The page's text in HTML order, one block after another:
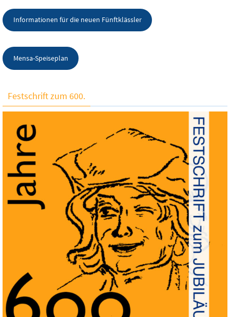
Informationen für die neuen Fünftklässler
Mensa-Speiseplan
Festschrift zum 600.